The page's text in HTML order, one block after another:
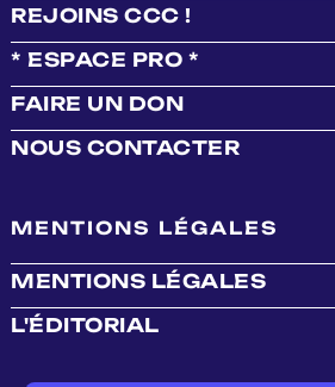
REJOINS CCC !
* ESPACE PRO *
FAIRE UN DON
NOUS CONTACTER
MENTIONS LÉGALES
MENTIONS LÉGALES
L'ÉDITORIAL